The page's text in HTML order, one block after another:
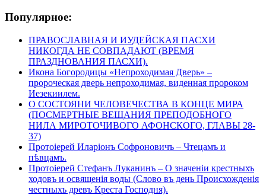
Популярное:
ПРАВОСЛАВНАЯ И ИУДЕЙСКАЯ ПАСХИ
НИКОГДА НЕ СОВПАДАЮТ (ВРЕМЯ
ПРАЗДНОВАНИЯ ПАСХИ).
Икона Богородицы «Непроходимая Дверь» –
пророческая дверь непроходимая, виденная пророком
Иезекиилем.
О СОСТОЯНИ ЧЕЛОВЕЧЕСТВА В КОНЦЕ МИРА
(ПОСМЕРТНЫЕ ВЕЩАНИЯ ПРЕПОДОБНОГО
НИЛА МИРОТОЧИВОГО АФОНСКОГО, ГЛАВЫ 28-
37)
Протоіерей Иларіонъ Софроновичъ – Чтецамъ и
пѣвцамъ.
Протоіерей Стефанъ Луканинъ – О значеніи крестныхъ
ходовъ и освященія воды (Слово въ день Происхожденія
честныхъ древъ Креста Господня).